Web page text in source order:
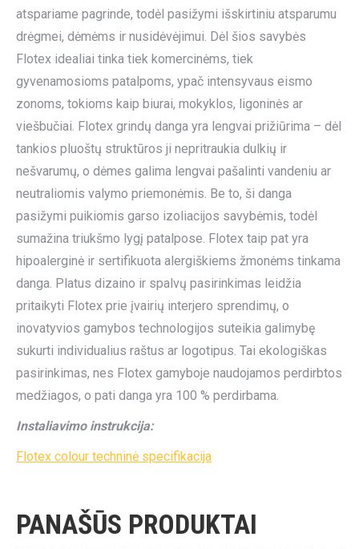
atspariame pagrinde, todėl pasižymi išskirtiniu atsparumu
drėgmei, dėmėms ir nusidėvėjimui. Dėl šios savybės
Flotex idealiai tinka tiek komercinėms, tiek
gyvenamosioms patalpoms, ypač intensyvaus eismo
zonoms, tokioms kaip biurai, mokyklos, ligoninės ar
viešbučiai. Flotex grindų danga yra lengvai prižiūrima – dėl
tankios pluoštų struktūros ji nepritraukia dulkių ir
nešvarumų, o dėmes galima lengvai pašalinti vandeniu ar
neutraliomis valymo priemonėmis. Be to, ši danga
pasižymi puikiomis garso izoliacijos savybėmis, todėl
sumažina triukšmo lygį patalpose. Flotex taip pat yra
hipoalerginė ir sertifikuota alergiškiems žmonėms tinkama
danga. Platus dizaino ir spalvų pasirinkimas leidžia
pritaikyti Flotex prie įvairių interjero sprendimų, o
inovatyvios gamybos technologijos suteikia galimybę
sukurti individualius raštus ar logotipus. Tai ekologiškas
pasirinkimas, nes Flotex gamyboje naudojamos perdirbtos
medžiagos, o pati danga yra 100 % perdirbama.
Instaliavimo instrukcija:
Flotex colour techninė specifikacija
PANAŠŪS PRODUKTAI